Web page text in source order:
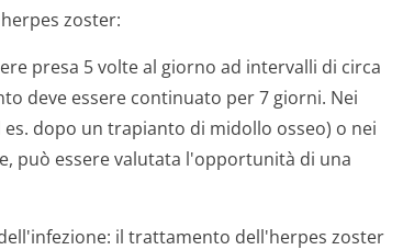
zoster:
presa 5 volte al giorno ad intervalli di circa
deve essere continuato per 7 giorni. Nei
dopo un trapianto di midollo osseo) o nei
può essere valutata l'opportunità di una
il trattamento dell'herpes zoster